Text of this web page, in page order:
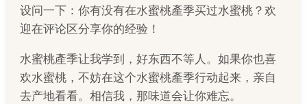
设问一下：你有没有在水蜜桃產季买过水蜜桃？欢
迎在评论区分享你的经验！
水蜜桃產季让我学到，好东西不等人。如果你也喜
欢水蜜桃，不妨在这个水蜜桃產季行动起来，亲自
去产地看看。相信我，那味道会让你难忘。